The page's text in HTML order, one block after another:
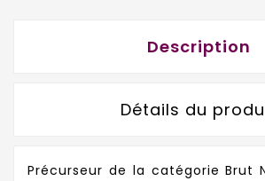
Description
Détails du
Précurseur de la catégorie Brut